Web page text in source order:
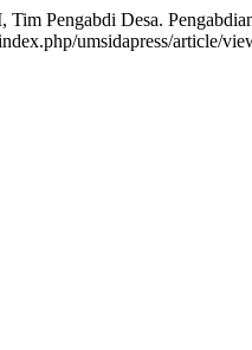
Pengabdi Desa.
umsidapress/article/